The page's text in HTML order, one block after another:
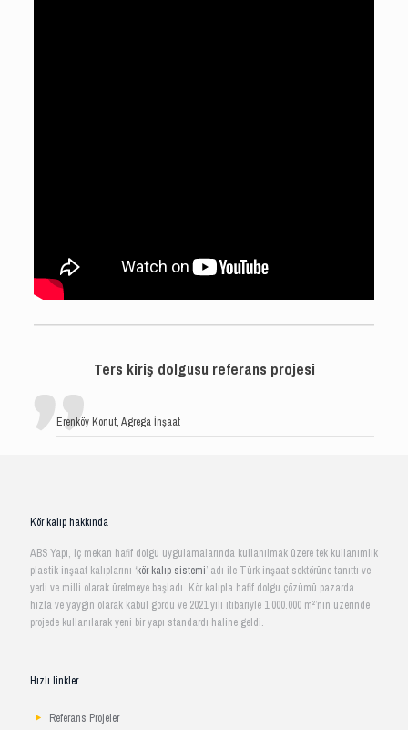
Ters kiriş dolgusu referans projesi
Erenköy Konut, Agrega İnşaat
Kör kalıp hakkında
ABS Yapı, iç mekan hafif dolgu uygulamalarında kullanılmak üzere tek kullanımlık
plastik inşaat kalıplarını ‘kör kalıp sistemi’ adı ile Türk inşaat sektörüne tanıttı ve
yerli ve milli olarak üretmeye başladı. Kör kalıpla hafif dolgu çözümü pazarda
hızla ve yaygın olarak kabul gördü ve 2021 yılı itibariyle 1.000.000 m²’nin üzerinde
projede kullanılarak yeni bir yapı standardı haline geldi.
Hızlı linkler
Referans Projeler